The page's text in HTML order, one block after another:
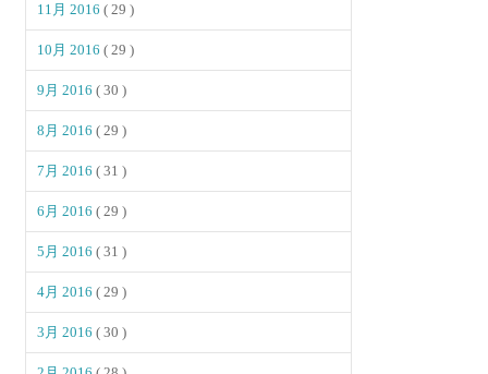
11月 2016( 29 )
10月 2016( 29 )
9月 2016( 30 )
8月 2016( 29 )
7月 2016( 31 )
6月 2016( 29 )
5月 2016( 31 )
4月 2016( 29 )
3月 2016( 30 )